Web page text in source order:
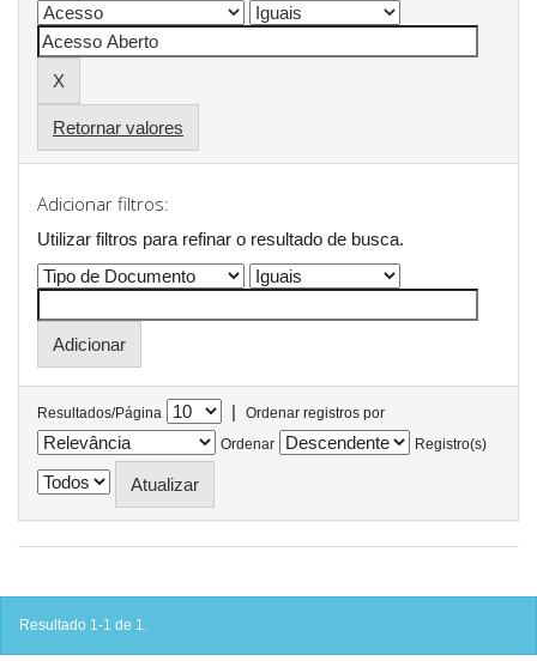
Retornar valores
Adicionar filtros:
Utilizar filtros para refinar o resultado de busca.
Resultados/Página |
Ordenar registros por
Ordenar
Registro(s)
Resultado 1-1 de 1.